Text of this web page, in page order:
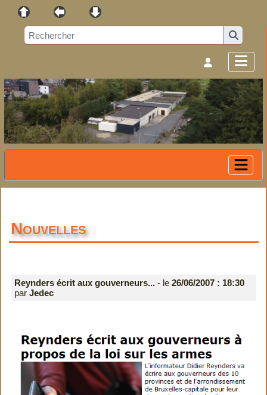
Nouvelles
Reynders écrit aux gouverneurs... - le 26/06/2007 : 18:30
par Jedec